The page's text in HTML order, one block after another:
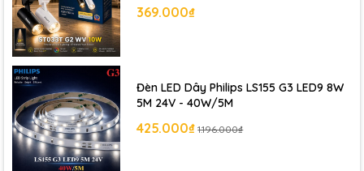
369.000₫
Đèn LED Dây Philips LS155 G3 LED9 8W
5M 24V - 40W/5M
425.000₫ 1.196.000₫